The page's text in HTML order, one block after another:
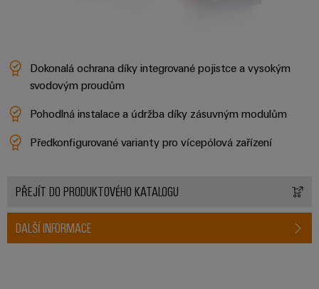
Dokonalá ochrana díky integrované pojistce a vysokým
svodovým proudům
Pohodlná instalace a údržba díky zásuvným modulům
Předkonfigurované varianty pro vícepólová zařízení
PŘEJÍT DO PRODUKTOVÉHO KATALOGU
DALŠÍ INFORMACE